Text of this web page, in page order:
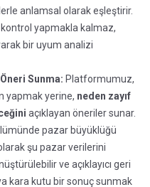
anlamsal olarak eşleştirir.
yapmakla kalmaz,
bir uyum analizi
Sunma: Platformumuz,
yapmak yerine, neden zayıf
açıklayan öneriler sunar.
pazar büyüklüğü
şu pazar verilerini
ve açıklayıcı geri
kara kutu bir sonuç sunmak